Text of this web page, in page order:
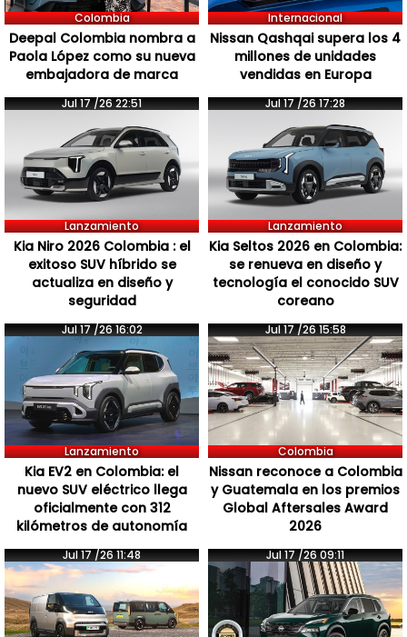
Colombia
Deepal Colombia nombra a
Paola López como su nueva
embajadora de marca
Internacional
Nissan Qashqai supera los 4
millones de unidades
vendidas en Europa
Jul 17 /26 22:51
Lanzamiento
Kia Niro 2026 Colombia : el
exitoso SUV híbrido se
actualiza en diseño y
seguridad
Jul 17 /26 17:28
Lanzamiento
Kia Seltos 2026 en Colombia:
se renueva en diseño y
tecnología el conocido SUV
coreano
Jul 17 /26 16:02
Lanzamiento
Kia EV2 en Colombia: el
nuevo SUV eléctrico llega
oficialmente con 312
kilómetros de autonomía
Jul 17 /26 15:58
Colombia
Nissan reconoce a Colombia
y Guatemala en los premios
Global Aftersales Award
2026
Jul 17 /26 11:48 Jul 17 /26 09:11